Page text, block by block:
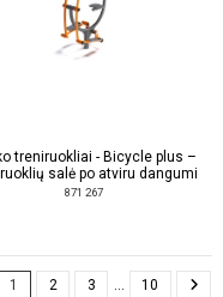
treniruokliai - Bicycle plus –
salė po atviru dangumi
871 267
1 2 3 … 10